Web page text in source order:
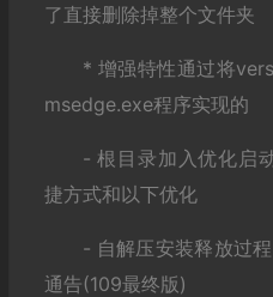
了直接删除掉整个文件夹
* 增强特性通过将
msedge.exe程序实现的
- 根目录加入优化启
捷方式和以下优化
- 自解压安装释放过
通告(109最终版)